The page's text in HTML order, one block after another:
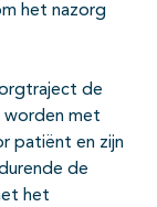
het nazorg
de
worden met
patiënt en zijn
de
het